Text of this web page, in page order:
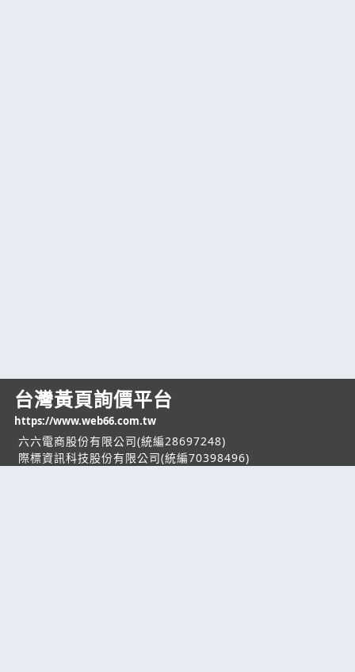
台灣黃頁詢價平台
https://www.web66.com.tw
六六電商股份有限公司(統編28697248)
際標資訊科技股份有限公司(統編70398496)